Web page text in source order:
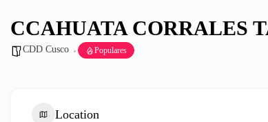
CCAHUATA CORRALES
CDD Cusco Populares
Location